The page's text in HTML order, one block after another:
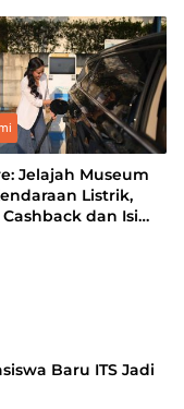
Persatuan dan
Semangat
Jelajah Museum
Listrik,
dan Isi
Baru ITS Jadi